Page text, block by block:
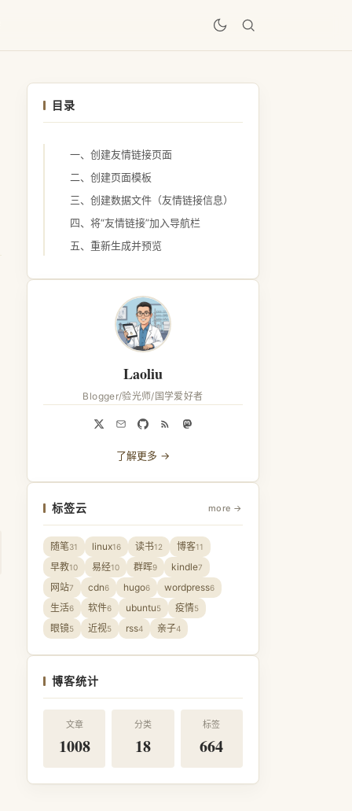
Laoliu
Blogger/验光师/国学爱好者
了解更多 →
标签云 more →
随笔31 linux16 读书12 博客11
早教10 易经10 群晖9 kindle7
网站7 cdn6 hugo6 wordpress6
生活6 软件6 ubuntu5 疫情5
眼镜5 近视5 rss4 亲子4
博客统计
文章
1008
分类
18
标签
664
目录
一、创建友情链接页面
二、创建页面模板
三、创建数据文件（友情链接信息）
四、将“友情链接”加入导航栏
五、重新生成并预览